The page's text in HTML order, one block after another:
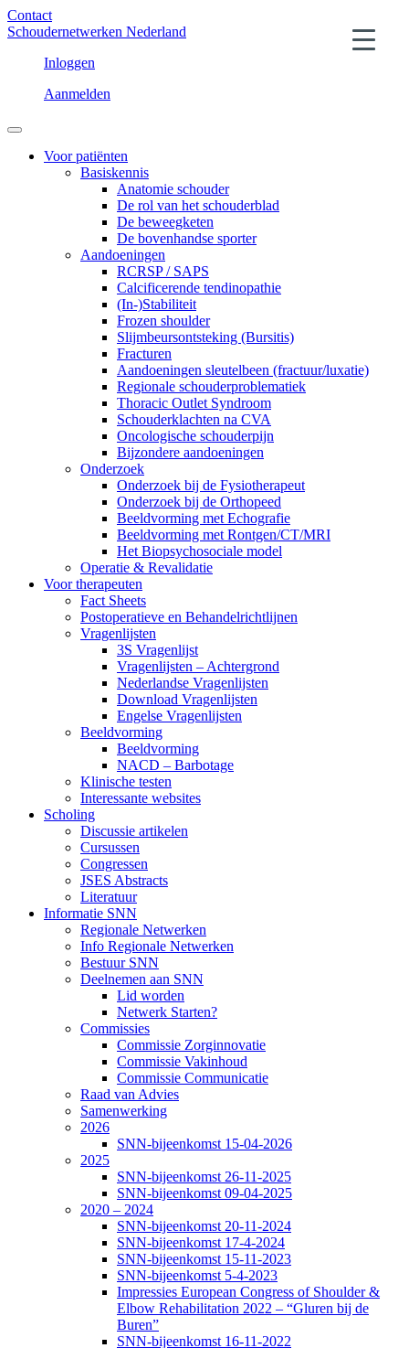
Contact
Schoudernetwerken Nederland
Inloggen
Aanmelden
Voor patiënten
Basiskennis
Anatomie schouder
De rol van het schouderblad
De beweegketen
De bovenhandse sporter
Aandoeningen
RCRSP / SAPS
Calcificerende tendinopathie
(In-)Stabiliteit
Frozen shoulder
Slijmbeursontsteking (Bursitis)
Fracturen
Aandoeningen sleutelbeen (fractuur/luxatie)
Regionale schouderproblematiek
Thoracic Outlet Syndroom
Schouderklachten na CVA
Oncologische schouderpijn
Bijzondere aandoeningen
Onderzoek
Onderzoek bij de Fysiotherapeut
Onderzoek bij de Orthopeed
Beeldvorming met Echografie
Beeldvorming met Rontgen/CT/MRI
Het Biopsychosociale model
Operatie & Revalidatie
Voor therapeuten
Fact Sheets
Postoperatieve en Behandelrichtlijnen
Vragenlijsten
3S Vragenlijst
Vragenlijsten – Achtergrond
Nederlandse Vragenlijsten
Download Vragenlijsten
Engelse Vragenlijsten
Beeldvorming
Beeldvorming
NACD – Barbotage
Klinische testen
Interessante websites
Scholing
Discussie artikelen
Cursussen
Congressen
JSES Abstracts
Literatuur
Informatie SNN
Regionale Netwerken
Info Regionale Netwerken
Bestuur SNN
Deelnemen aan SNN
Lid worden
Netwerk Starten?
Commissies
Commissie Zorginnovatie
Commissie Vakinhoud
Commissie Communicatie
Raad van Advies
Samenwerking
2026
SNN-bijeenkomst 15-04-2026
2025
SNN-bijeenkomst 26-11-2025
SNN-bijeenkomst 09-04-2025
2020 – 2024
SNN-bijeenkomst 20-11-2024
SNN-bijeenkomst 17-4-2024
SNN-bijeenkomst 15-11-2023
SNN-bijeenkomst 5-4-2023
Impressies European Congress of Shoulder &
Elbow Rehabilitation 2022 – “Gluren bij de
Buren”
SNN-bijeenkomst 16-11-2022